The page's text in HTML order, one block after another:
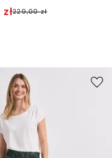
zł229,00zł